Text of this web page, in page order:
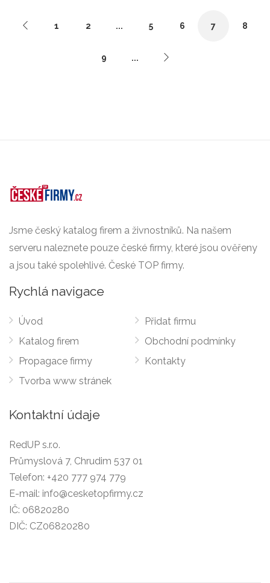
1 2 ... 5 6 7 8
9 ...
Jsme český katalog firem a živnostníků. Na našem
serveru naleznete pouze české firmy, které jsou ověřeny
a jsou také spolehlivé. České TOP firmy.
Rychlá navigace
Úvod
Katalog firem
Propagace firmy
Tvorba www stránek
Přidat firmu
Obchodní podmínky
Kontakty
Kontaktní údaje
RedUP s.r.o.
Průmyslová 7, Chrudim 537 01
Telefon: +420 777 974 779
E-mail: info@cesketopfirmy.cz
IČ: 06820280
DIČ: CZ06820280